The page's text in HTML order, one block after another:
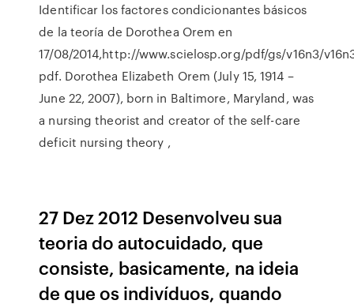
Identificar los factores condicionantes básicos
de la teoría de Dorothea Orem en
17/08/2014,http://www.scielosp.org/pdf/gs/v16n3/
pdf. Dorothea Elizabeth Orem (July 15, 1914 –
June 22, 2007), born in Baltimore, Maryland, was
a nursing theorist and creator of the self-care
deficit nursing theory ,
27 Dez 2012 Desenvolveu sua
teoria do autocuidado, que
consiste, basicamente, na ideia
de que os indivíduos, quando